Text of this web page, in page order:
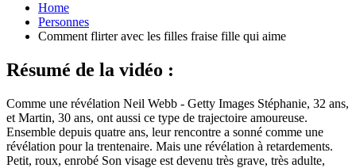
Home
Personnes
Comment flirter avec les filles fraise fille qui aime
Résumé de la vidéo :
Comme une révélation Neil Webb - Getty Images Stéphanie, 32 ans,
et Martin, 30 ans, ont aussi ce type de trajectoire amoureuse.
Ensemble depuis quatre ans, leur rencontre a sonné comme une
révélation pour la trentenaire. Mais une révélation à retardements.
Petit, roux, enrobé Son visage est devenu très grave, très adulte,